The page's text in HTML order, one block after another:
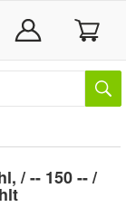
/ -- 150 -- /